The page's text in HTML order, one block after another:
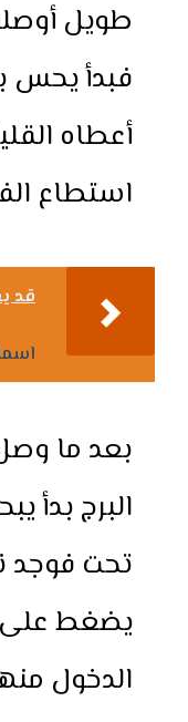
طويل
فبدأ يحس
أعطاه
استطاع
قد
بعد ما
البرج بدأ
تحت فوجد
يضغط
الدخول